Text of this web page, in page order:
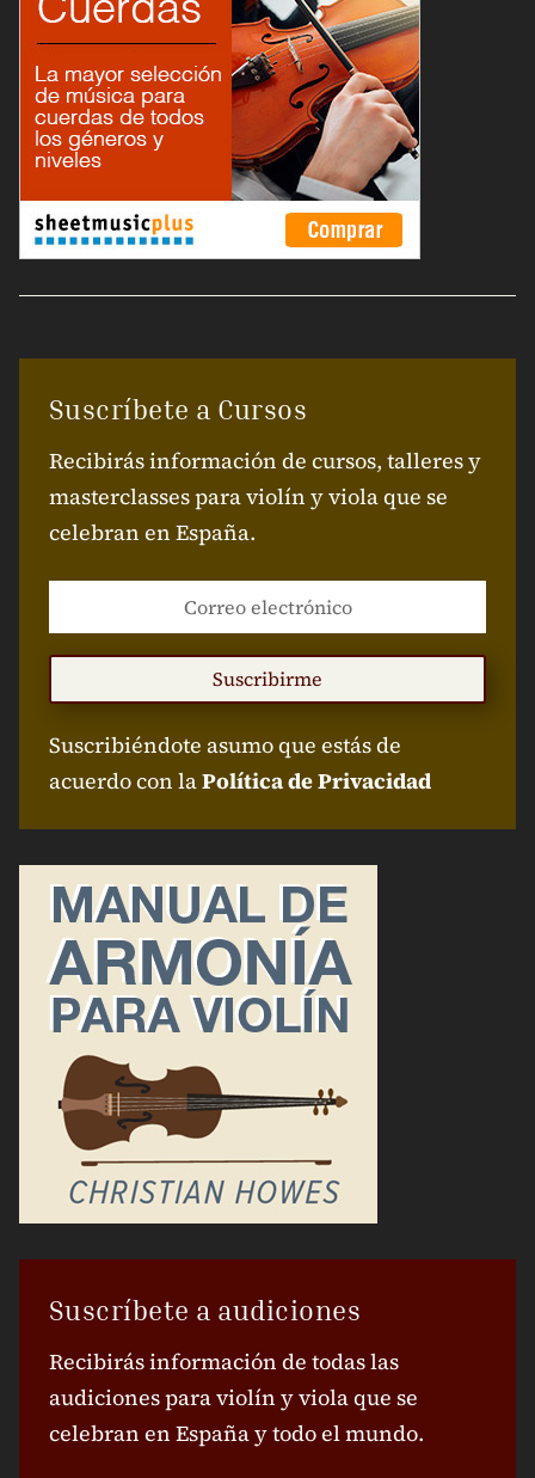
Suscríbete a Cursos
Recibirás información de cursos, talleres y
masterclasses para violín y viola que se
celebran en España.
Suscribirme
Suscribiéndote asumo que estás de
acuerdo con laPolítica de Privacidad
Suscríbete a audiciones
Recibirás información de todas las
audiciones para violín y viola que se
celebran en España y todo el mundo.